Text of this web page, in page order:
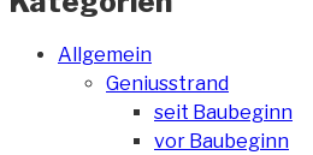
Allgemein
Geniusstrand
seit Baubeginn
vor Baubeginn